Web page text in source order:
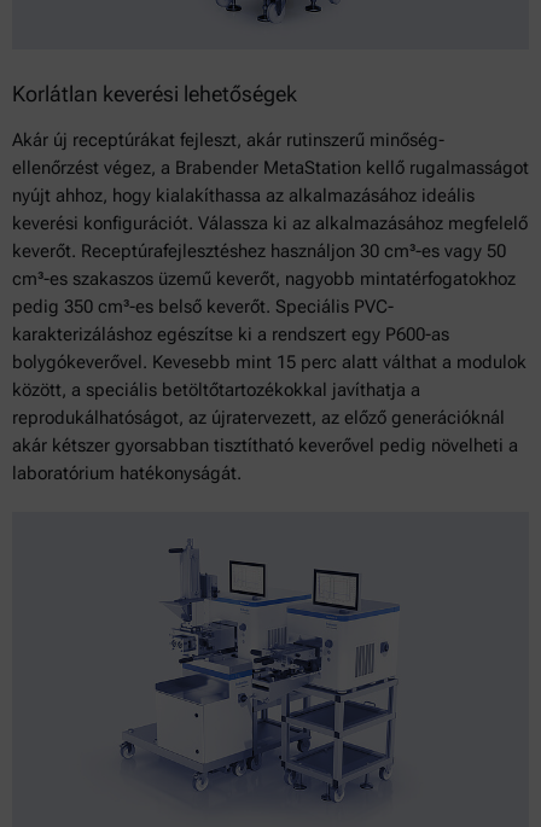
Korlátlan keverési lehetőségek
Akár új receptúrákat fejleszt, akár rutinszerű minőség-
ellenőrzést végez, a Brabender MetaStation kellő rugalmasságot
nyújt ahhoz, hogy kialakíthassa az alkalmazásához ideális
keverési konfigurációt. Válassza ki az alkalmazásához megfelelő
keverőt. Receptúrafejlesztéshez használjon 30 cm³-es vagy 50
cm³-es szakaszos üzemű keverőt, nagyobb mintatérfogatokhoz
pedig 350 cm³-es belső keverőt. Speciális PVC-
karakterizáláshoz egészítse ki a rendszert egy P600-as
bolygókeverővel. Kevesebb mint 15 perc alatt válthat a modulok
között, a speciális betöltőtartozékokkal javíthatja a
reprodukálhatóságot, az újratervezett, az előző generációknál
akár kétszer gyorsabban tisztítható keverővel pedig növelheti a
laboratórium hatékonyságát.